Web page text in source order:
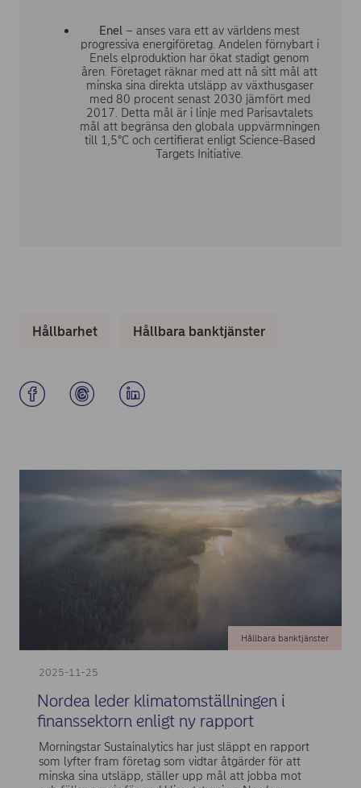
Enel– anses vara ett av världens mest
progressiva energiföretag. Andelen förnybart i
Enels elproduktion har ökat stadigt genom
åren. Företaget räknar med att nå sitt mål att
minska sina direkta utsläpp av växthusgaser
med 80 procent senast 2030 jämfört med
2017. Detta mål är i linje med Parisavtalets
mål att begränsa den globala uppvärmningen
till 1,5°C och certifierat enligt Science-Based
Targets Initiative.
Hållbarhet Hållbara banktjänster
2025-11-25
Hållbara banktjänster
Nordea leder klimatomställningen i
finanssektorn enligt ny rapport
Morningstar Sustainalytics har just släppt en rapport
som lyfter fram företag som vidtar åtgärder för att
minska sina utsläpp, ställer upp mål att jobba mot